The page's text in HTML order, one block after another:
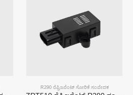
R290 ರೆಫ್ರಿಜರೆಂಟ್ ಸೋರಿಕೆ ಸಂವೇದಕ